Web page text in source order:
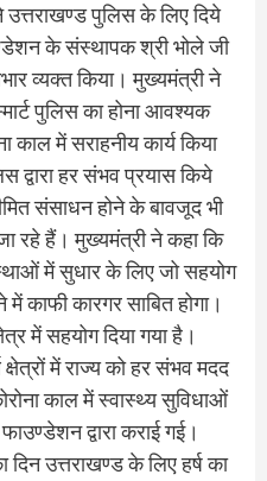
उत्तराखण्ड पुलिस के लिए दिये
के संस्थापक श्री भोले जी
व्यक्त किया। मुख्यमंत्री ने
पुलिस का होना आवश्यक
काल में सराहनीय कार्य किया
द्वारा हर संभव प्रयास किये
संसाधन होने के बावजूद भी
रहे हैं। मुख्यमंत्री ने कहा कि
में सुधार के लिए जो सहयोग
काफी कारगर साबित होगा।
में सहयोग दिया गया है।
क्षेत्रों में राज्य को हर संभव मदद
काल में स्वास्थ्य सुविधाओं
द्वारा कराई गई।
उत्तराखण्ड के लिए हर्ष का